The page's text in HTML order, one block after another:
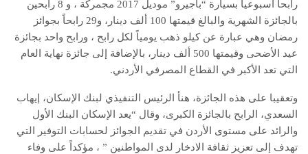
رابحاً أسبوعياً بسيارة “باجيرو” موديل 2017 مجمركة ، و 8 رابحين
بالجائزة الشهرية والبالغ قيمتها 100 ألف دينار، و29 رابحاً بجوائز
رمضان وهي عبارة عن كيلو ذهب يومياً لكل رابح ، ورابح واحد بجائزة
عيد الأضحى وقيمتها 500 ألف دينار، بالإضافة إلى جائزة نهاية العام
التي تعد الأكبر في القطاع المصرفي الأردني.
وتعقيبا على هذه الجائزة، هنأ الرئيس التنفيذي لبنك الإسكان، إيهاب
السعدي، الرابح بالجائزة الكبرى، وقال “يعد الإسكان البنك الأول
والرائد على مستوى الأردن في تقديم الجوائز لحسابات التوفير التي
تهدف إلى تعزيز ثقافة الادخار لدى المواطنين ” ، مؤكداً على وفاء